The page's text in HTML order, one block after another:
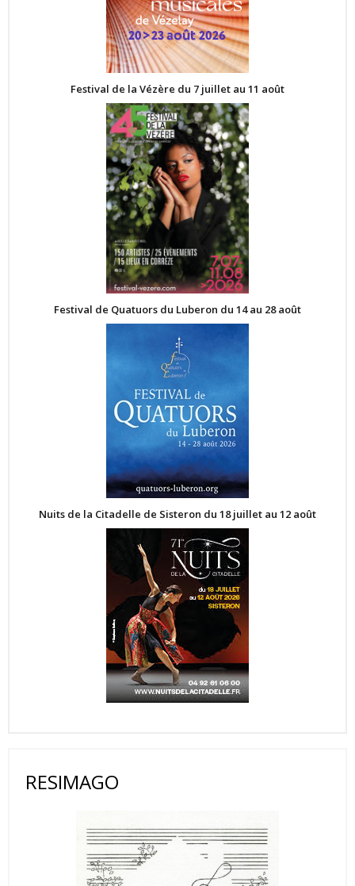
Festival de la Vézère du 7 juillet au 11 août
Festival de Quatuors du Luberon du 14 au 28 août
Nuits de la Citadelle de Sisteron du 18 juillet au 12 août
RESIMAGO